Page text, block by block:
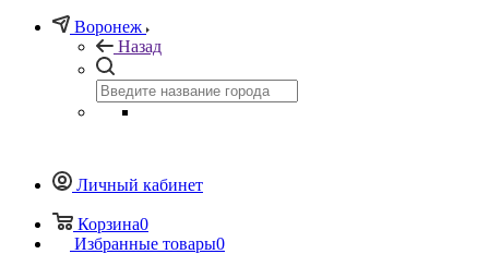
Воронеж
Назад
Личный кабинет
Корзина0
Избранные товары0